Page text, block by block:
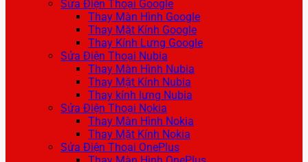
Sửa Điện Thoại Google
Thay Màn Hình Google
Thay Mặt Kính Google
Thay Kính Lưng Google
Sửa Điện Thoại Nubia
Thay Màn Hình Nubia
Thay Mặt Kính Nubia
Thay kính lưng Nubia
Sửa Điện Thoại Nokia
Thay Màn Hình Nokia
Thay Mặt Kính Nokia
Sửa Điện Thoại OnePlus